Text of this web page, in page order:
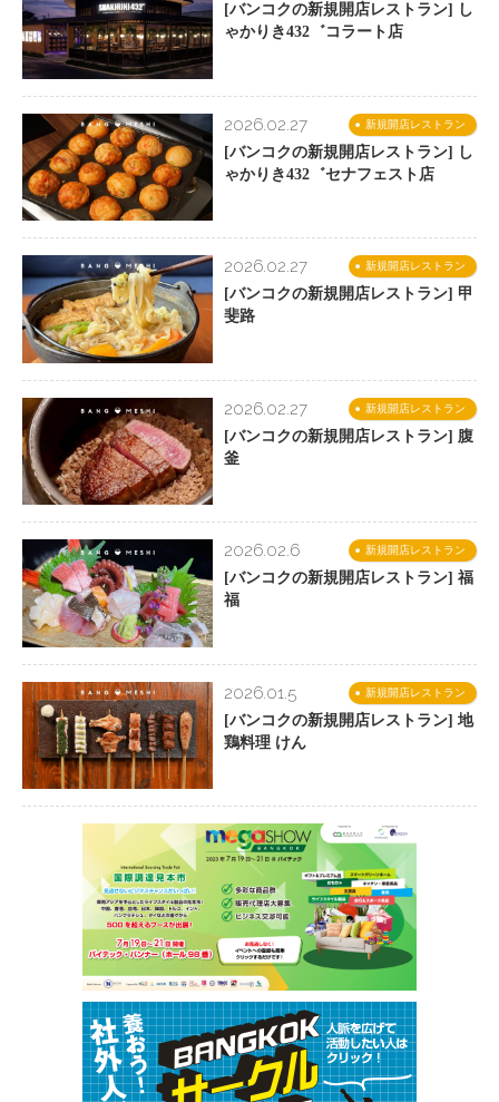
[バンコクの新規開店レストラン] し
ゃかりき432゛コラート店
新規開店レストラン
2026.02.27
[バンコクの新規開店レストラン] し
ゃかりき432゛セナフェスト店
新規開店レストラン
2026.02.27
[バンコクの新規開店レストラン] 甲
斐路
新規開店レストラン
2026.02.27
[バンコクの新規開店レストラン] 腹
釜
新規開店レストラン
2026.02.6
[バンコクの新規開店レストラン] 福
福
新規開店レストラン
2026.01.5
[バンコクの新規開店レストラン] 地
鶏料理 けん